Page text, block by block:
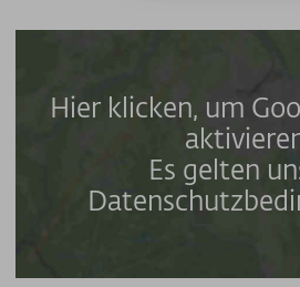
Hier klicken, um
Es gelten